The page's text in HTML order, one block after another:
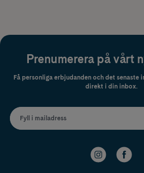
Prenumerera på vårt
Få personliga erbjudanden och det senaste
direkt i din inbox.
Fyll i mailadress